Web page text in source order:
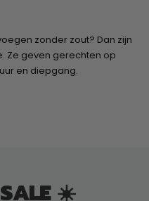
zonder zout? Dan zijn
Ze geven gerechten op
en diepgang.
☀️